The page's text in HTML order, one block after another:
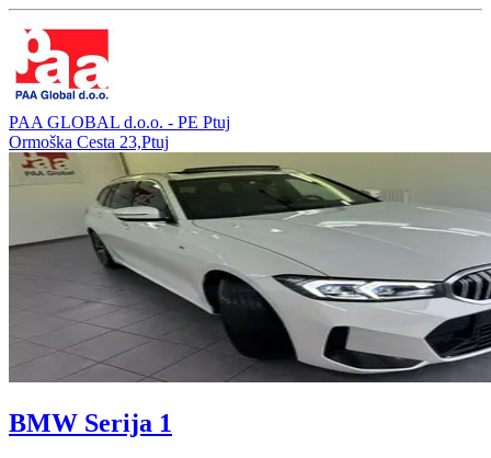
PAA GLOBAL d.o.o. - PE Ptuj
Ormoška Cesta 23,Ptuj
BMW Serija 1